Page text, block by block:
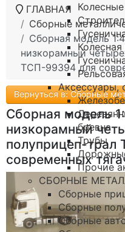
Аксессуары,
бревна
Трубы
Прочие
СБОРНЫЕ
Сборные
Сборные
Сборные
ГЛАВНАЯ
Сборные
Сборная модель
низкорамный
ТСП-99394 для
Вернуться в: Сборные
Сборная модель
низкорамный
полуприцеп-трал
современных